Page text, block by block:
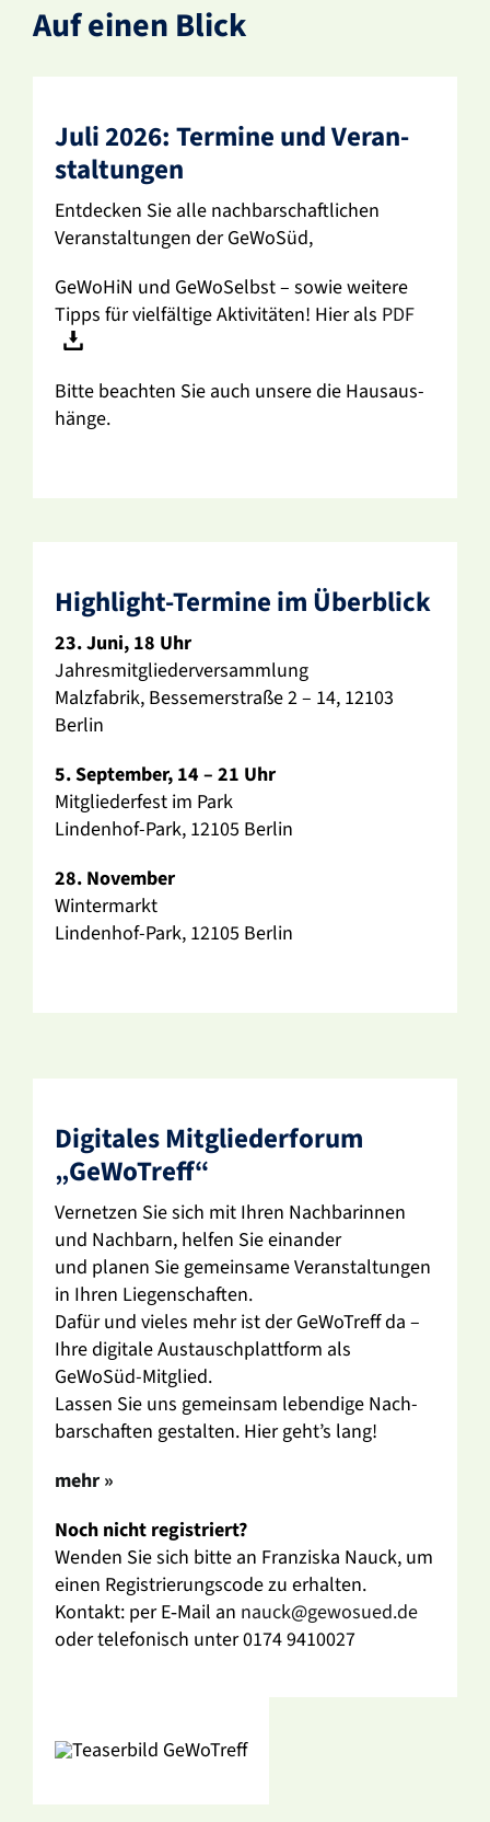
Auf einen Blick
Juli 2026: Termine und Veran­
stal­tungen
Entde­cken Sie alle nach­bar­schaft­li­chen
Veran­stal­tungen der GeWoSüd,
GeWoHiN und GeWo­Selbst – sowie weitere
Tipps für viel­fäl­tige Akti­vi­täten! Hier als PDF
Bitte beachten Sie auch unsere die Haus­aus­
hänge.
High­light-Termine im Über­blick
23. Juni, 18 Uhr
Jahres­mit­glie­der­ver­samm­lung
Malz­fa­brik, Besse­mer­straße 2 – 14, 12103
Berlin
5. September, 14 – 21 Uhr
Mitglie­der­fest im Park
Lindenhof-Park, 12105 Berlin
28. November
Winter­markt
Lindenhof-Park, 12105 Berlin
Digi­tales Mitglie­der­forum
„GeWo­Treff“
Vernetzen Sie sich mit Ihren Nach­ba­rinnen
und Nach­barn, helfen Sie einander
und planen Sie gemein­same Veran­stal­tungen
in Ihren Liegen­schaften.
Dafür und vieles mehr ist der GeWo­Treff da –
Ihre digi­tale Austausch­platt­form als
GeWoSüd-Mitglied.
Lassen Sie uns gemeinsam leben­dige Nach­
bar­schaften gestalten. Hier geht’s lang!
mehr »
Noch nicht regis­triert?
Wenden Sie sich bitte an Fran­ziska Nauck, um
einen Regis­trie­rungs­code zu erhalten.
Kontakt: per E‑Mail an nauck@gewosued.de
oder tele­fo­nisch unter 0174 9410027